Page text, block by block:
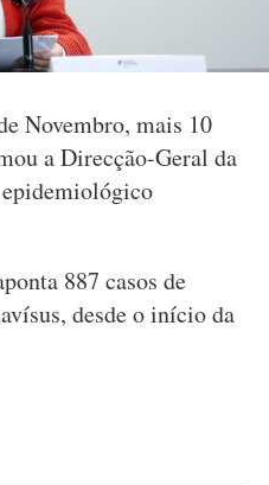
Novembro, mais 10
a Direcção-Geral da
887 casos de
desde o início da